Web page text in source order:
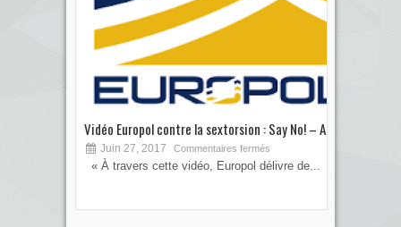
Vidéo Europol contre la sextorsion : Say No! – A...
Juin 27, 2017 Commentaires fermés
« À travers cette vidéo, Europol délivre de...